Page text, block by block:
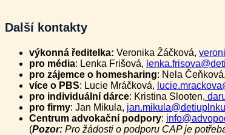
Další kontakty
výkonná ředitelka: Veronika Žáčková,
pro média: Lenka Frišová,
pro zájemce o homesharing: Nela Čeňková,
více o PBS: Lucie Mráčková,
pro individuální dárce: Kristina Slooten,
pro firmy: Jan Mikula,
Centrum advokační podpory:
(Pozor: Pro žádosti o podporu CAP je